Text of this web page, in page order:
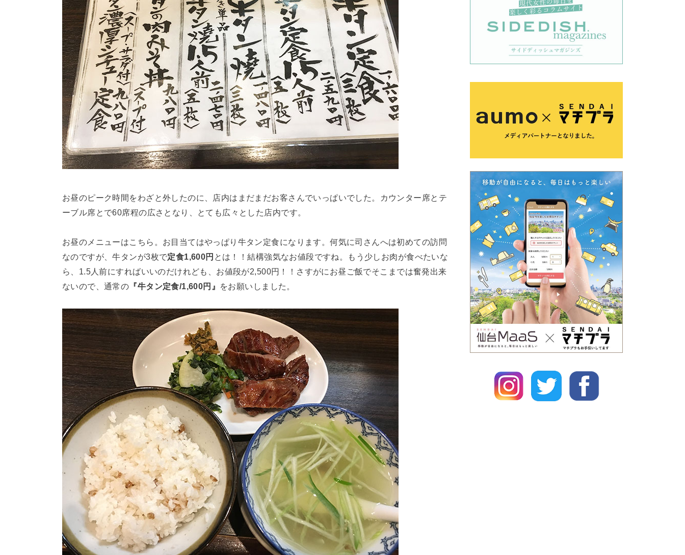
お昼のピーク時間をわざと外したのに、店内はまだまだお客さんでいっぱいでした。カウンター席とテ
ーブル席とで60席程の広さとなり、とても広々とした店内です。
お昼のメニューはこちら。お目当てはやっぱり牛タン定食になります。何気に司さんへは初めての訪問
なのですが、牛タンが3枚で定食1,600円 とは！！結構強気なお値段ですね。もう少しお肉が食べたいな
ら、1.5人前にすればいいのだけれども、お値段が2,500円！！さすがにお昼ご飯でそこまでは奮発出来
ないので、通常の 『牛タン定食/1,600円』 をお願いしました。